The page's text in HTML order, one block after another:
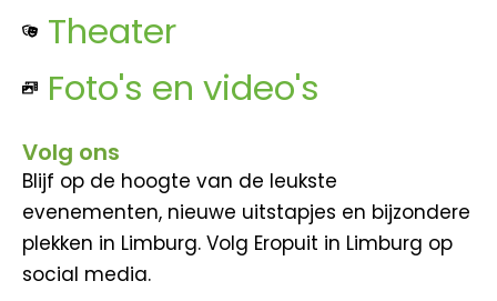
Theater
Foto's en video's
Volg ons
Blijf op de hoogte van de leukste
evenementen, nieuwe uitstapjes en bijzondere
plekken in Limburg. Volg Eropuit in Limburg op
social media.